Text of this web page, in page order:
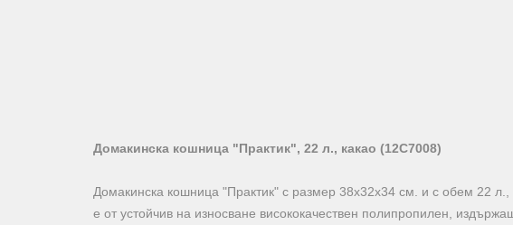
Домакинска кошница "Практик", 22 л., какао (12C7008)
Домакинска кошница "Практик" с размер 38х32х34 см. и с обем 22
е от устойчив на износване висококачествен полипропилен,